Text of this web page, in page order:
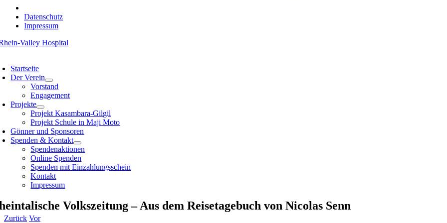
Datenschutz
Impressum
Zum
Startseite
Der Verein
Vorstand
Engagement
Projekte
Projekt Kasambara-Gilgil
Projekt Schule in Maji Moto
Gönner und Sponsoren
Spenden & Kontakt
Spendenaktionen
Online Spenden
Spenden mit Einzahlungsschein
Kontakt
Impressum
Volkszeitung – Aus dem Reisetagebuch von Nicolas Senn
Zurück Vor